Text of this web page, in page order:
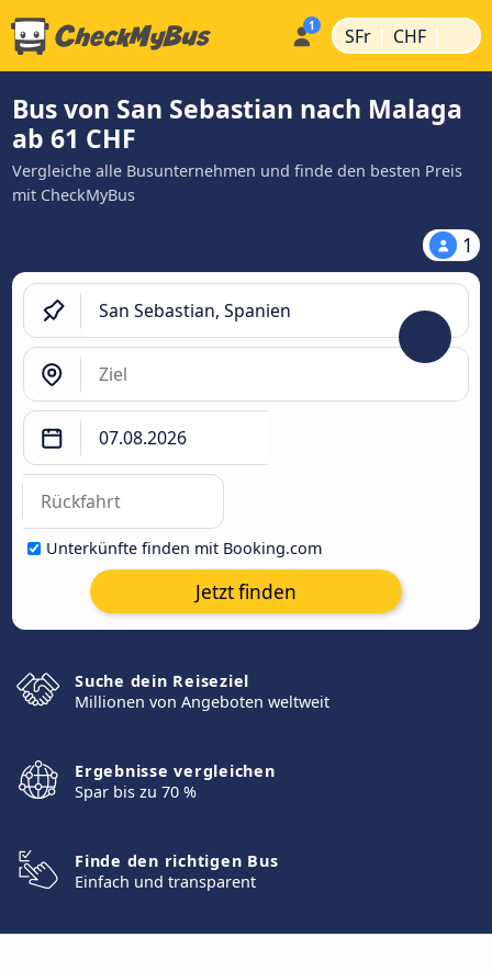
SFr | CHF |
Bus von San Sebastian nach Malaga
ab 61 CHF
Vergleiche alle Busunternehmen und finde den besten Preis
mit CheckMyBus
1
Unterkünfte finden mit Booking.com
Jetzt finden
Suche dein Reiseziel
Millionen von Angeboten weltweit
Ergebnisse vergleichen
Spar bis zu 70 %
Finde den richtigen Bus
Einfach und transparent